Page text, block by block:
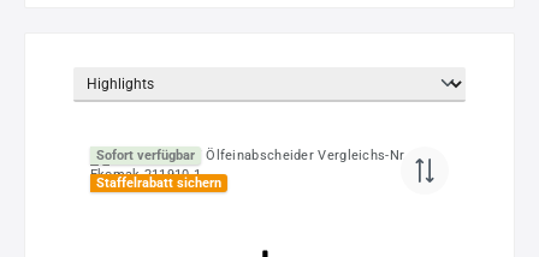
Sofort verfügbar
Staffelrabatt sichern